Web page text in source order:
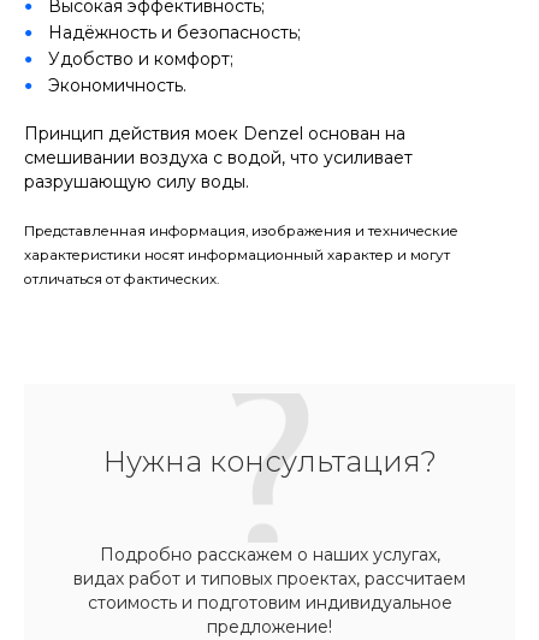
Высокая эффективность;
Надёжность и безопасность;
Удобство и комфорт;
Экономичность.
Принцип действия моек Denzel основан на
смешивании воздуха с водой, что усиливает
разрушающую силу воды.
Представленная информация, изображения и технические
характеристики носят информационный характер и могут
отличаться от фактических.
Нужна консультация?
Подробно расскажем о наших услугах,
видах работ и типовых проектах, рассчитаем
стоимость и подготовим индивидуальное
предложение!